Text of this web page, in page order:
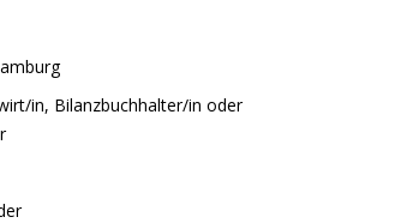
in, Bilanzbuchhalter/in oder